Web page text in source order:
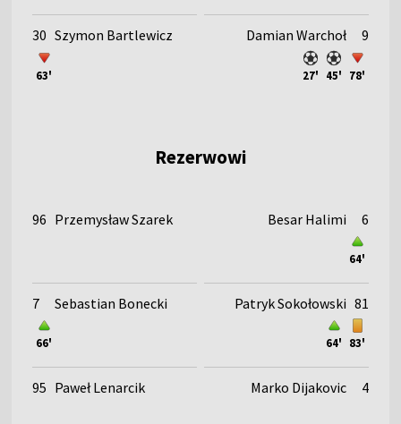
30 Szymon Bartlewicz
63' 27' 45' 78'
Damian Warchoł 9
Rezerwowi
96 Przemysław Szarek
7 Sebastian Bonecki
66'
95 Paweł Lenarcik
64'
Besar Halimi 6
64' 83'
Patryk Sokołowski 81
Marko Dijakovic 4